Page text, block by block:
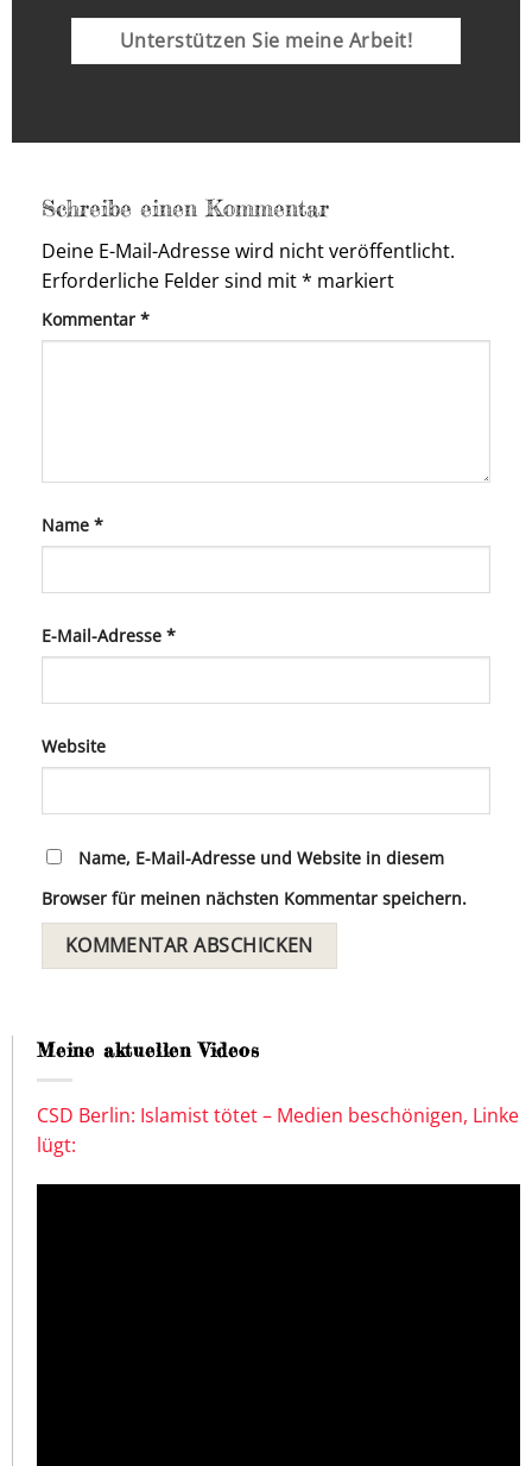
Unterstützen Sie meine Arbeit!
Schreibe einen Kommentar
Deine E-Mail-Adresse wird nicht veröffentlicht.
Erforderliche Felder sind mit* markiert
Kommentar *
Name *
E-Mail-Adresse *
Website
Name, E-Mail-Adresse und Website in diesem
Browser für meinen nächsten Kommentar speichern.
Meine aktuellen Videos
CSD Berlin: Islamist tötet – Medien beschönigen, Linke
lügt: